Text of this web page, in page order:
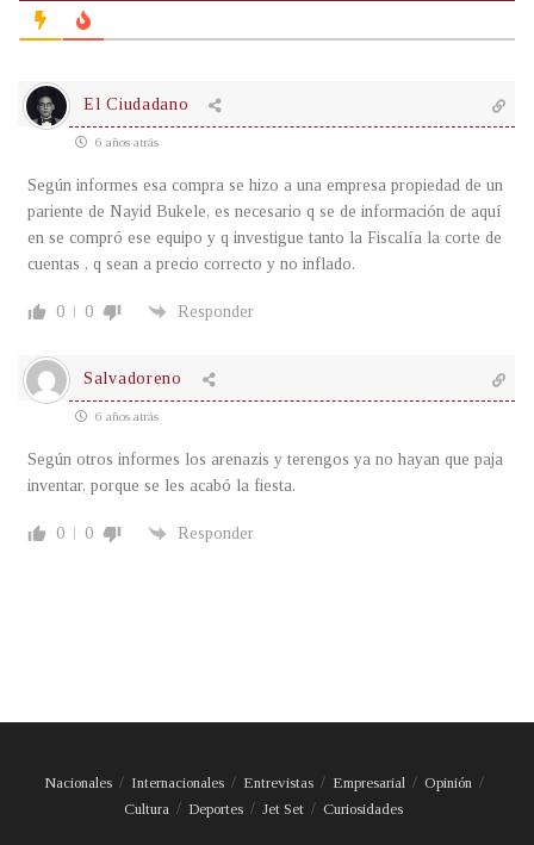
El Ciudadano
6 años atrás
Según informes esa compra se hizo a una empresa propiedad de un
pariente de Nayid Bukele, es necesario q se de información de aquí
en se compró ese equipo y q investigue tanto la Fiscalía la corte de
cuentas , q sean a precio correcto y no inflado.
0 0 Responder
Salvadoreno
6 años atrás
Según otros informes los arenazis y terengos ya no hayan que paja
inventar, porque se les acabó la fiesta.
0 0 Responder
Nacionales Internacionales Entrevistas Empresarial
Opinión
Cultura
Deportes Jet Set Curiosidades